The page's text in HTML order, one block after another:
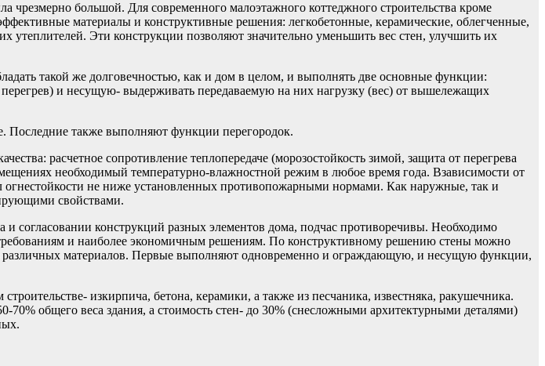
чрезмерно большой. Для современного малоэтажного коттеджного строительства кроме
материалы и конструктивные решения: легкобетонные, керамические, облегченные,
Эти конструкции позволяют значительно уменьшить вес стен, улучшить их
такой же долговечностью, как и дом в целом, и выполнять две основные функции:
и несущую- выдерживать передаваемую на них нагрузку (вес) от вышележащих
Последние также выполняют функции перегородок.
расчетное сопротивление теплопередаче (морозостойкость зимой, защита от перегрева
необходимый температурно-влажностной режим в любое время года. Взависимости от
огнестойкости не ниже установленных противопожарными нормами. Как наружные, так и
свойствами.
согласовании конструкций разных элементов дома, подчас противоречивы. Необходимо
и наиболее экономичным решениям. По конструктивному решению стены можно
различных материалов. Первые выполняют одновременно и ограждающую, и несущую функции,
изкирпича, бетона, керамики, а также из песчаника, известняка, ракушечника.
общего веса здания, а стоимость стен- до 30% (снесложными архитектурными деталями)